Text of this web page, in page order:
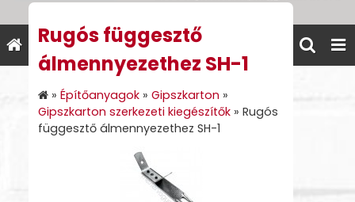
Rugós függesztő
álmennyezethez SH-1
» Építőanyagok » Gipszkarton »
Gipszkarton szerkezeti kiegészítők » Rugós
függesztő álmennyezethez SH-1